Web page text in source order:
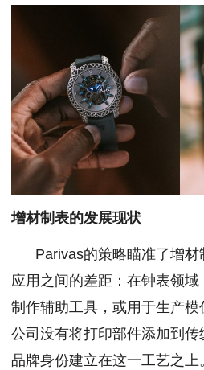
增材制表的发展现状
Parivas的策略瞄准了增材
应用之间的差距：在钟表领
制作辅助工具，或用于生产
公司没有将打印部件添加到
品牌身份建立在这一工艺之